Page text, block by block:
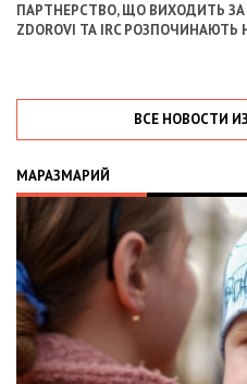
ПАРТНЕРСТВО, ЩО ВИХОДИТЬ
ZDOROVI ТА IRC
ВСЕ НОВОСТИ
МАРАЗМАРИЙ